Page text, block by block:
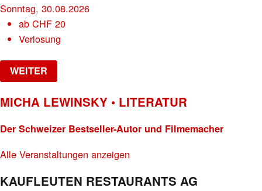
Sonntag, 30.08.2026
abCHF 20
Verlosung
WEITER
MICHA LEWINSKY • LITERATUR
Der Schweizer Bestseller-Autor und Filmemacher
Alle Veranstaltungen anzeigen
KAUFLEUTEN RESTAURANTS AG